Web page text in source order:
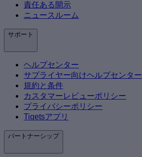
責任ある開示
ニュースルーム
サポート
ヘルプセンター
サプライヤー向けヘルプセンター
規約と条件
カスタマーレビューポリシー
プライバシーポリシー
Tiqetsアプリ
パートナーシップ